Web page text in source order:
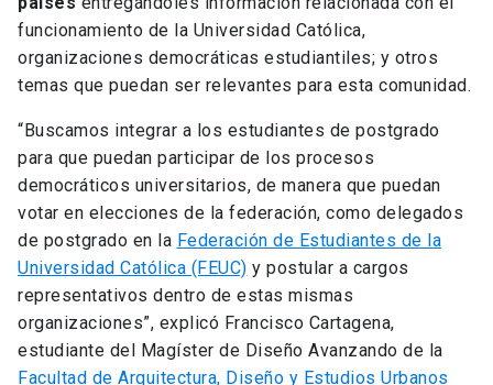
funcionamiento de la Universidad Católica,
organizaciones democráticas estudiantiles; y otros
temas que puedan ser relevantes para esta comunidad.
“Buscamos integrar a los estudiantes de postgrado
para que puedan participar de los procesos
democráticos universitarios, de manera que puedan
votar en elecciones de la federación, como delegados
de postgrado en la Federación de Estudiantes de la
Universidad Católica (FEUC) y postular a cargos
representativos dentro de estas mismas
organizaciones”, explicó Francisco Cartagena,
estudiante del Magíster de Diseño Avanzando de la
Facultad de Arquitectura, Diseño y Estudios Urbanos